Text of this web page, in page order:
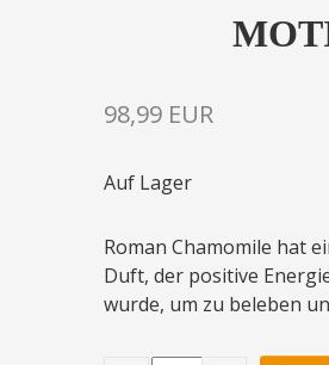
98,99 EUR
Auf Lager
Roman Chamomile hat
Duft, der positive
wurde, um zu beleben